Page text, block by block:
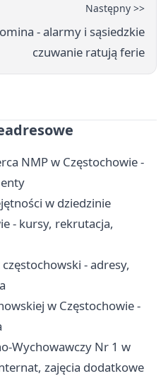
Następny >>
- alarmy i sąsiedzkie
czuwanie ratują ferie
NMP w Częstochowie -
w dziedzinie
- kursy, rekrutacja,
- adresy,
w Częstochowie -
Wychowawczy Nr 1 w
zajęcia dodatkowe